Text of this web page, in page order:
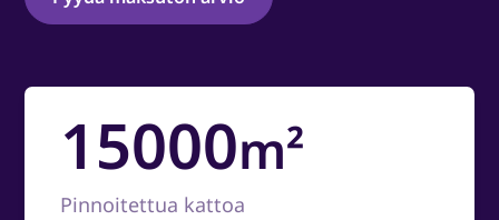
15000m²
Pinnoitettua kattoa